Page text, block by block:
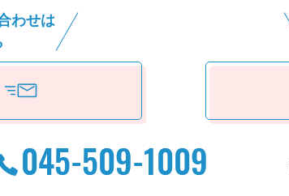
わせは